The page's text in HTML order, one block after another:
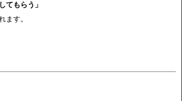
てもらう」
ます。